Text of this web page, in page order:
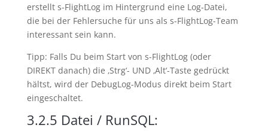
erstellt s-FlightLog im Hintergrund eine Log-Datei,
die bei der Fehlersuche für uns als s-FlightLog-Team
interessant sein kann.
Tipp: Falls Du beim Start von s-FlightLog (oder
DIREKT danach) die ‚Strg‘- UND ‚Alt‘-Taste gedrückt
hältst, wird der DebugLog-Modus direkt beim Start
eingeschaltet.
3.2.5 Datei / RunSQL: